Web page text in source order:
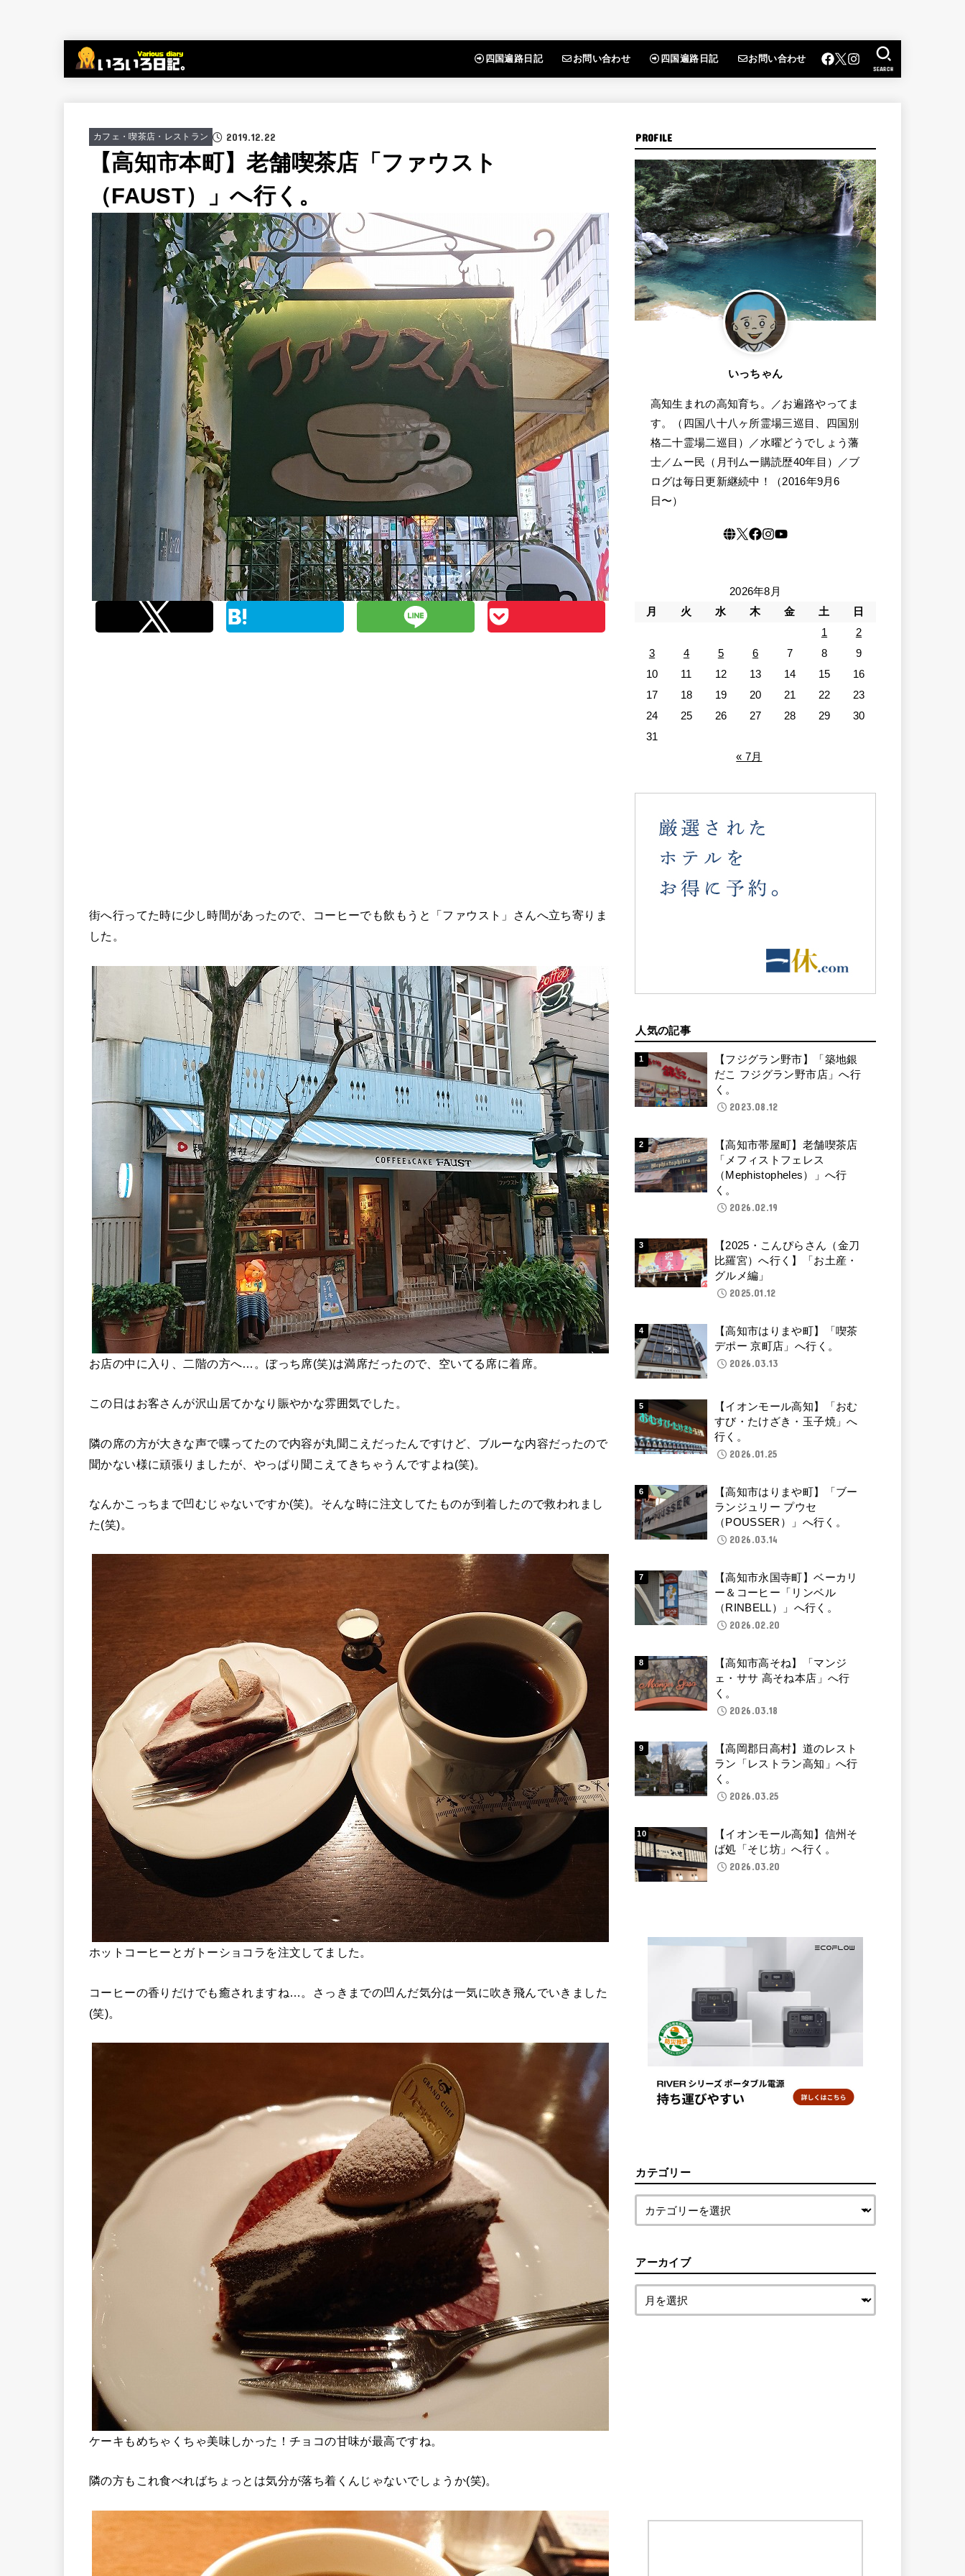
四国遍路日記 お問い合わせ 四国遍路日記 お問い合わせ
SEARCH
カフェ・喫茶店・レストラン 2019.12.22
【高知市本町】老舗喫茶店「ファウスト
（FAUST）」へ行く。
街へ行ってた時に少し時間があったので、コーヒーでも飲もうと「ファウスト」さんへ立ち寄りま
した。
お店の中に入り、二階の方へ…。ぼっち席(笑)は満席だったので、空いてる席に着席。
この日はお客さんが沢山居てかなり賑やかな雰囲気でした。
隣の席の方が大きな声で喋ってたので内容が丸聞こえだったんですけど、ブルーな内容だったので
聞かない様に頑張りましたが、やっぱり聞こえてきちゃうんですよね(笑)。
なんかこっちまで凹むじゃないですか(笑)。そんな時に注文してたものが到着したので救われまし
た(笑)。
ホットコーヒーとガトーショコラを注文してました。
コーヒーの香りだけでも癒されますね…。さっきまでの凹んだ気分は一気に吹き飛んでいきました
(笑)。
ケーキもめちゃくちゃ美味しかった！チョコの甘味が最高ですね。
隣の方もこれ食べればちょっとは気分が落ち着くんじゃないでしょうか(笑)。
PROFILE
いっちゃん
高知生まれの高知育ち。／お遍路やってま
す。（四国八十八ヶ所霊場三巡目、四国別
格二十霊場二巡目）／水曜どうでしょう藩
士／ムー民（月刊ムー購読歴40年目）／ブ
ログは毎日更新継続中！（2016年9月6
日〜）
2026年8月
月
火 水 木 金 土
日
1
2
3
4 5 6 7 8
9
10
11 12 13 14 15
16
17
18 19 20 21 22
23
24
25 26 27 28 29
30
31
« 7月
人気の記事
【フジグラン野市】「築地銀
だこ フジグラン野市店」へ行
く。
2023.08.12
【高知市帯屋町】老舗喫茶店
「メフィストフェレス
（Mephistopheles）」へ行
く。
2026.02.19
【2025・こんぴらさん（金刀
比羅宮）へ行く】「お土産・
グルメ編」
2025.01.12
【高知市はりまや町】「喫茶
デポー 京町店」へ行く。
2026.03.13
【イオンモール高知】「おむ
すび・たけざき・玉子焼」へ
行く。
2026.01.25
【高知市はりまや町】「ブー
ランジュリー プウセ
（POUSSER）」へ行く。
2026.03.14
【高知市永国寺町】ベーカリ
ー＆コーヒー「リンベル
（RINBELL）」へ行く。
2026.02.20
【高知市高そね】「マンジ
ェ・ササ 高そね本店」へ行
く。
2026.03.18
【高岡郡日高村】道のレスト
ラン「レストラン高知」へ行
く。
2026.03.25
【イオンモール高知】信州そ
ば処「そじ坊」へ行く。
2026.03.20
カテゴリー
アーカイブ